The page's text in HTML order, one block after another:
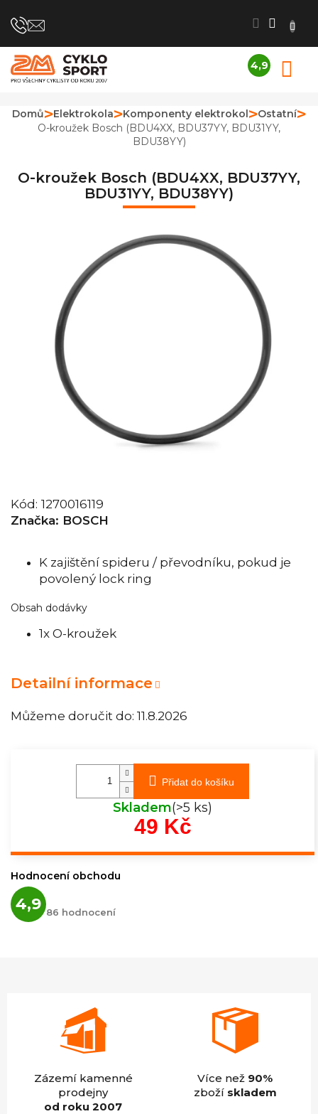
na
4,9
obchodu
je
4,9
Domů Elektrokola Komponenty elektrokol
Ostatní
O-kroužek Bosch (BDU4XX, BDU37YY, BDU31YY,
BDU38YY)
O-kroužek Bosch (BDU4XX, BDU37YY,
BDU31YY, BDU38YY)
Kód: 1270016119
Značka: BOSCH
Můžeme doručit do: 11.8.2026
K zajištění spideru / převodníku, pokud je
povolený lock ring
Obsah dodávky
1x O-kroužek
Detailní informace
Přidat do košíku
Skladem(>5 ks)
49 KčMěrná
Hodnocení obchodu
4,9 hodnocení
obchodu
86 hodnocení
Zázemí kamenné
prodejny
od roku 2007
Více než 90%
zboží skladem